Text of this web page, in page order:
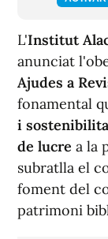
L'Institut
anunciat
Ajudes a
fonamental
i
de lucre a la
subratlla el
foment del
patrimoni